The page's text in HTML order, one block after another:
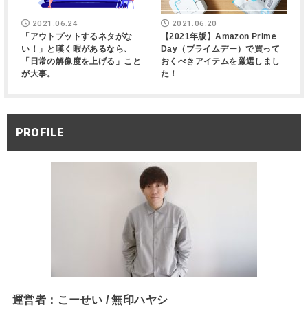
2021.06.24
「アウトプットするネタがな
い！」と嘆く暇があるなら、
「日常の解像度を上げる」こと
が大事。
2021.06.20
【2021年版】Amazon Prime
Day（プライムデー）で買って
おくべきアイテムを厳選しまし
た！
PROFILE
運営者：こーせい / 無印ハヤシ